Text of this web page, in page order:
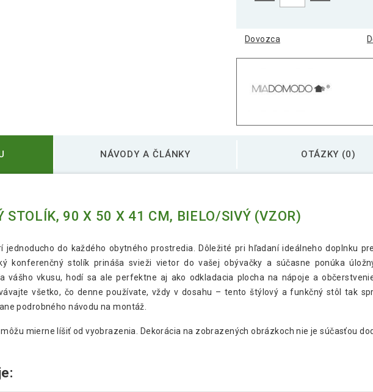
Dovozca
NÁVODY A ČLÁNKY OTÁZKY (0)
STOLÍK, 90 X 50 X 41 CM, BIELO/SIVÝ (VZOR)
jednoducho do každého obytného prostredia. Dôležité pri hľadaní ideálneho doplnku
konferenčný stolík prináša svieži vietor do vašej obývačky a súčasne ponúka
vášho vkusu, hodí sa ale perfektne aj ako odkladacia plocha na nápoje a
všetko, čo denne používate, vždy v dosahu – tento štýlový a funkčný stôl tak
podrobného návodu na montáž.
môžu mierne líšiť od vyobrazenia. Dekorácia na zobrazených obrázkoch nie je súčasťou